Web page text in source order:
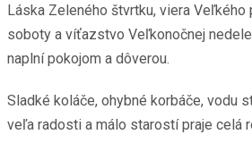
Láska Zeleného štvrtku, viera Veľkého
soboty a víťazstvo Veľkonočnej
naplní pokojom a dôverou.
Sladké koláče, ohybné korbáče, vodu
veľa radosti a málo starostí praje celá